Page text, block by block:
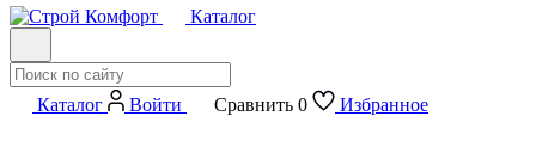
Каталог
Каталог Войти Сравнить 0 Избранное